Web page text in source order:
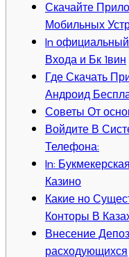
Скачайте
Мобильных
In
Входа и Бк 1вин
Где Скачать
Андроид
Советы От
Войдите В
Телефона:
In:
Казино
Какие но
Конторы В
Внесение
расходующихся